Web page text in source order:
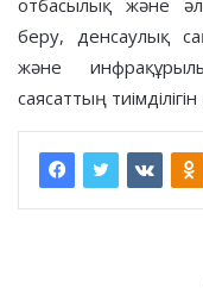
беру, денсаулық
және
саясаттың